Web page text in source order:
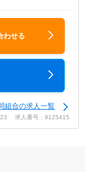
わせる
組合の求人一覧
23 求人番号：9125415